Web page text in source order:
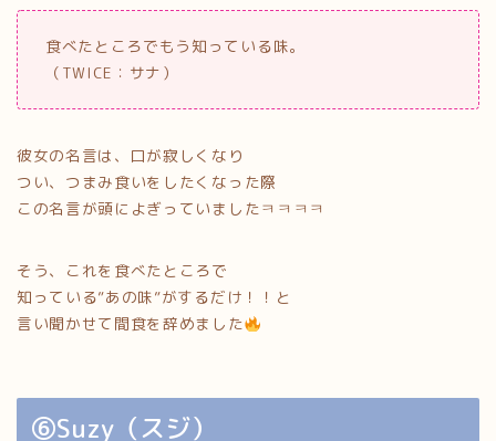
食べたところでもう知っている味。
（TWICE：サナ）
彼女の名言は、口が寂しくなり
つい、つまみ食いをしたくなった際
この名言が頭によぎっていましたㅋㅋㅋㅋ
そう、これを食べたところで
知っている”あの味”がするだけ！！と
言い聞かせて間食を辞めました
⑥Suzy（スジ）